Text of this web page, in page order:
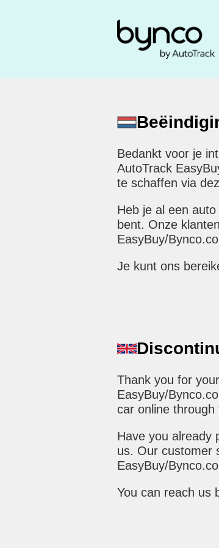
Bedankt voor je
AutoTrack
te schaffen via
Heb je al een
bent. Onze
EasyBuy/
Je kunt ons
Thank you for
EasyBuy/
car online through
Have you already
us. Our customer
EasyBuy/
You can reach us